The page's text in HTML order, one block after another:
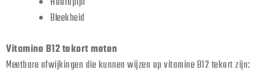
Bleekheid
Vitamine B12 tekort meten
Meetbare afwijkingen die kunnen wijzen op vitamine B12 tekort zijn: